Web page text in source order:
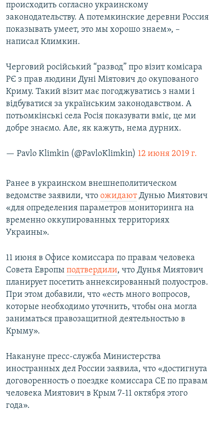
происходить согласно украинскому
законодательству. А потемкинские деревни Россия
показывать умеет, это мы хорошо знаем», –
написал Климкин.
Черговий російський “развод” про візит комісара
РЄ з прав людини Дуні Міятович до окупованого
Криму. Такий візит має погоджуватись з нами і
відбуватися за українським законодавством. А
потьомкінські села Росія показувати вміє, це ми
добре знаємо. Але, як кажуть, нема дурних.
— Pavlo Klimkin (@PavloKlimkin) 12 июня 2019 г.
Ранее в украинском внешнеполитическом
ведомстве заявили, что ожидаютДунью Миятович
«для определения параметров мониторинга на
временно оккупированных территориях
Украины».
11 июня в Офисе комиссара по правам человека
Совета Европы подтвердили, что Дунья Миятович
планирует посетить аннексированный полуостров.
При этом добавили, что «есть много вопросов,
которые необходимо уточнить, чтобы она могла
заниматься правозащитной деятельностью в
Крыму».
Накануне пресс-служба Министерства
иностранных дел России заявила, что «достигнута
договоренность о поездке комиссара СЕ по правам
человека Миятович в Крым 7-11 октября этого
года».